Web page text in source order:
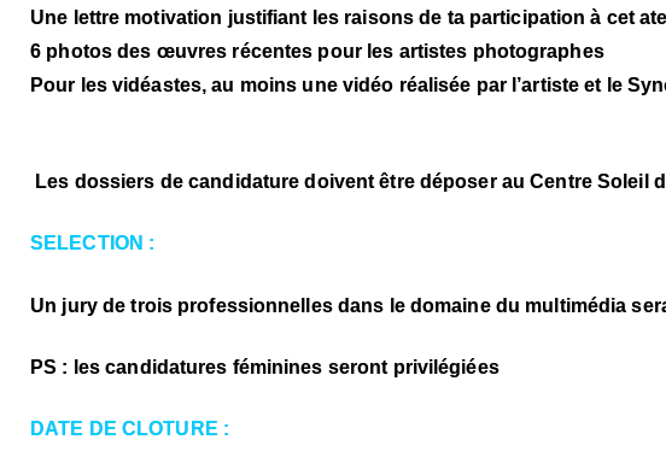
Une lettre motivation justifiant les raisons de ta participation à cet
6 photos des œuvres récentes pour les artistes photographes
Pour les vidéastes, au moins une vidéo réalisée par l’artiste et le
Les dossiers de candidature doivent être déposer au Centre Soleil
SELECTION :
Un jury de trois professionnelles dans le domaine du multimédia
PS : les candidatures féminines seront privilégiées
DATE DE CLOTURE :